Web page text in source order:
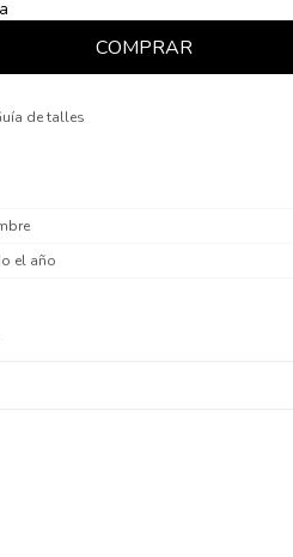
COMPRAR
de talles
el año